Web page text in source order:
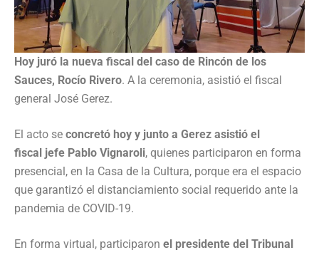
Hoy juró la nueva fiscal del caso de Rincón de los
Sauces, Rocío Rivero. A la ceremonia, asistió el fiscal
general José Gerez.
El acto se concretó hoy y junto a Gerez asistió el
fiscal jefe Pablo Vignaroli, quienes participaron en forma
presencial, en la Casa de la Cultura, porque era el espacio
que garantizó el distanciamiento social requerido ante la
pandemia de COVID-19.
En forma virtual, participaron el presidente del Tribunal